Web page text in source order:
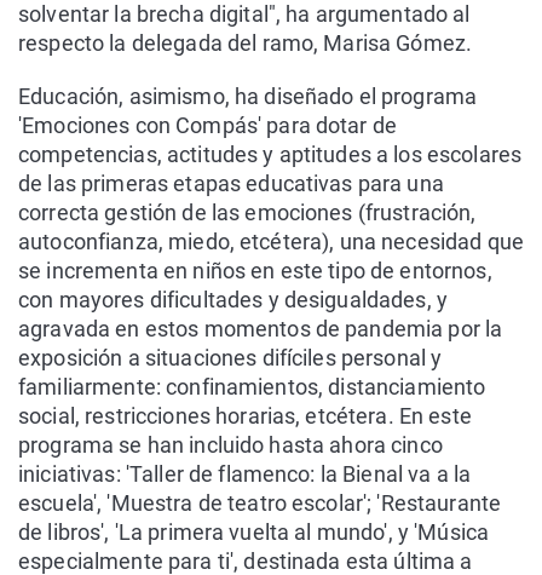
solventar la brecha digital", ha argumentado al
respecto la delegada del ramo, Marisa Gómez.
Educación, asimismo, ha diseñado el programa
'Emociones con Compás' para dotar de
competencias, actitudes y aptitudes a los escolares
de las primeras etapas educativas para una
correcta gestión de las emociones (frustración,
autoconfianza, miedo, etcétera), una necesidad que
se incrementa en niños en este tipo de entornos,
con mayores dificultades y desigualdades, y
agravada en estos momentos de pandemia por la
exposición a situaciones difíciles personal y
familiarmente: confinamientos, distanciamiento
social, restricciones horarias, etcétera. En este
programa se han incluido hasta ahora cinco
iniciativas: 'Taller de flamenco: la Bienal va a la
escuela', 'Muestra de teatro escolar'; 'Restaurante
de libros', 'La primera vuelta al mundo', y 'Música
especialmente para ti', destinada esta última a